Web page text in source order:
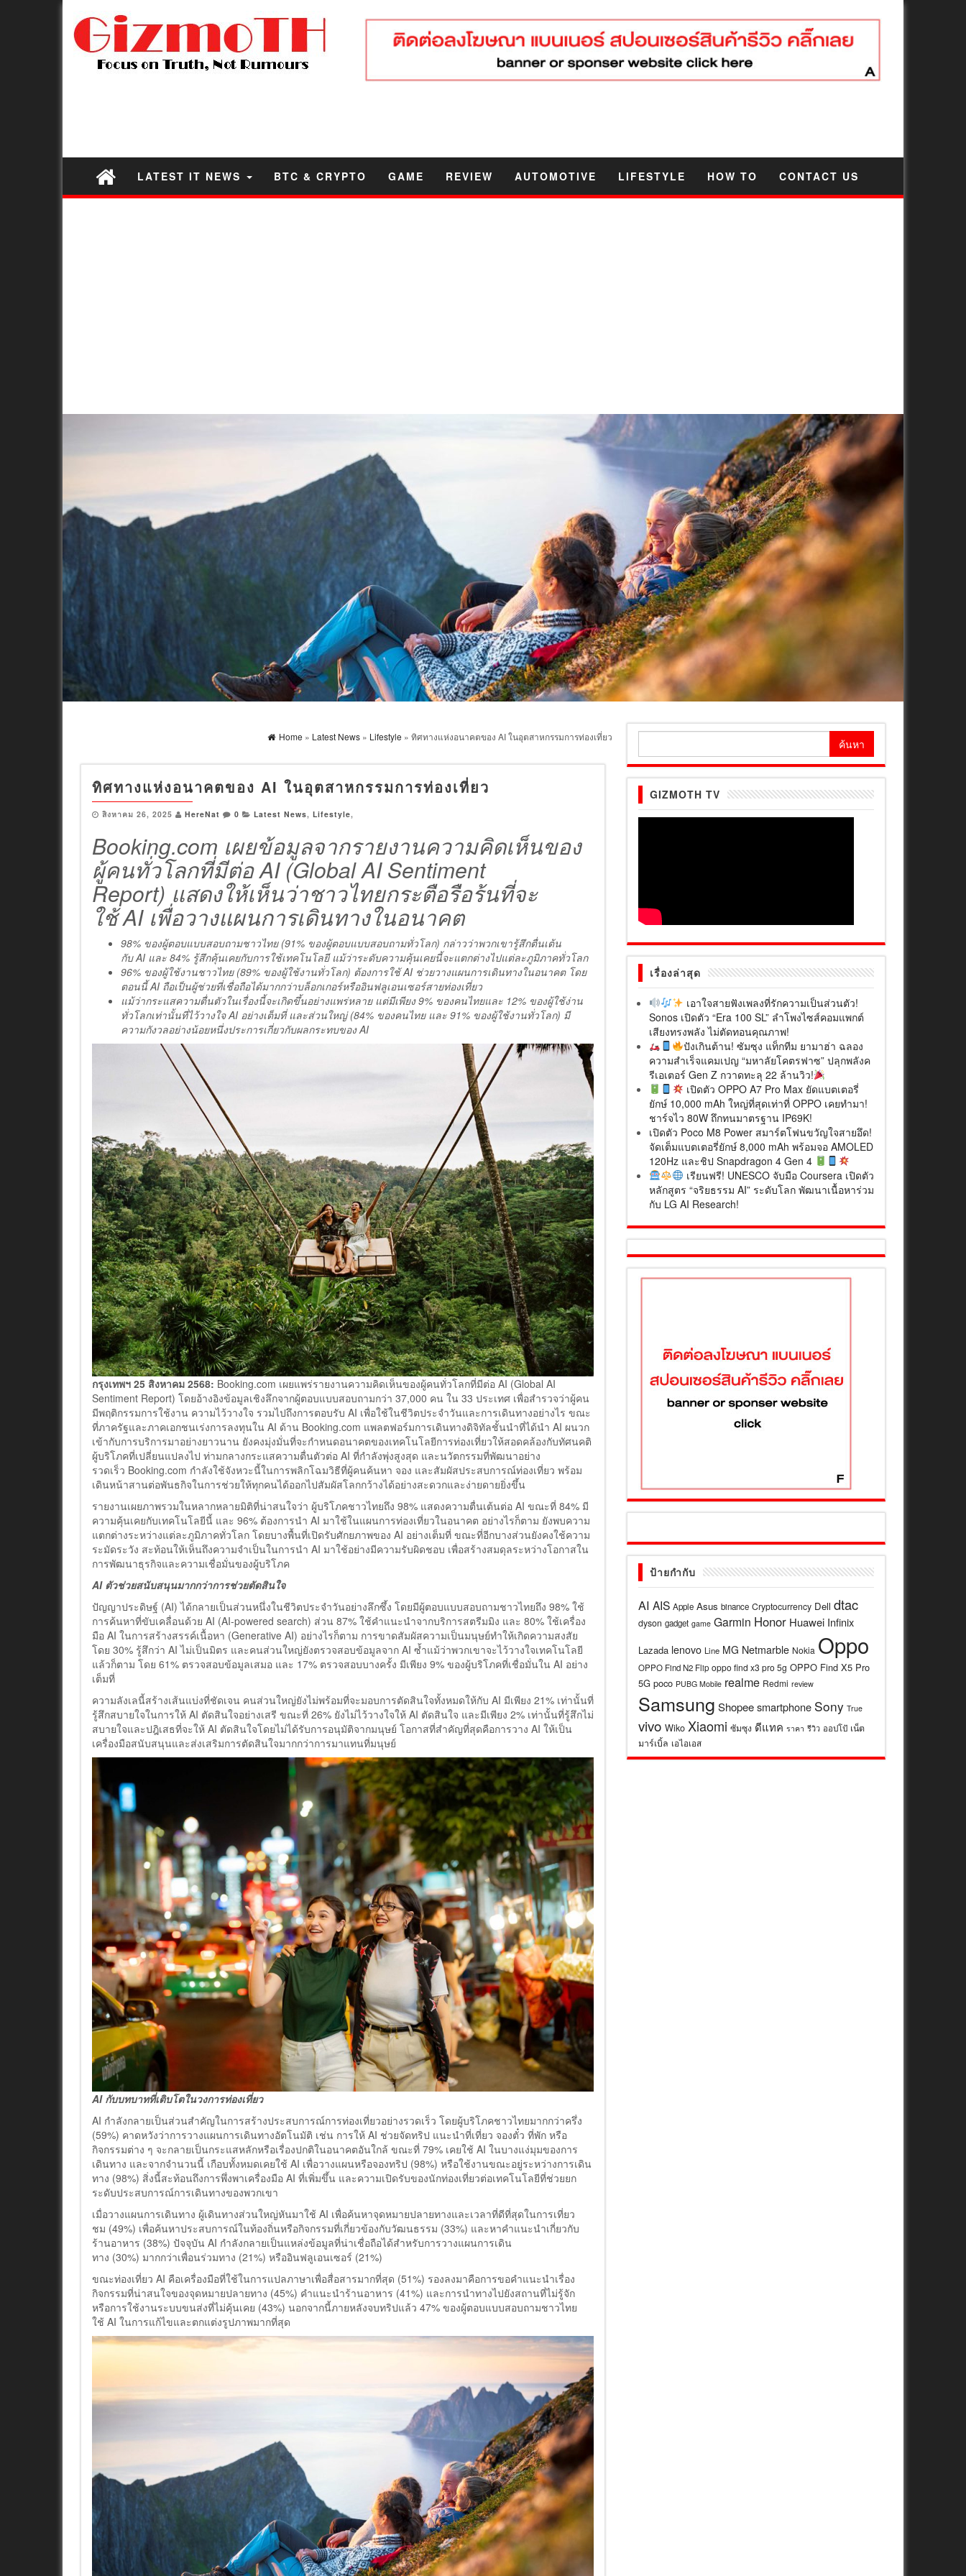
LATEST IT NEWS BTC & CRYPTO GAME REVIEW AUTOMOTIVE LIFESTYLE HOW TO CONTACT US
Home » Latest News » Lifestyle » ทิศทางแห่งอนาคตของ AI ในอุตสาหกรรมการท่องเที่ยว
ทิศทางแห่งอนาคตของ AI ในอุตสาหกรรมการท่องเที่ยว
สิงหาคม 26, 2025 HereNat 0 Latest News, Lifestyle,
Booking.com เผยข้อมูลจากรายงานความคิดเห็นของ
ผู้คนทั่วโลกที่มีต่อ AI (Global AI Sentiment
Report) แสดงให้เห็นว่าชาวไทยกระตือรือร้นที่จะ
ใช้ AI เพื่อวางแผนการเดินทางในอนาคต
98% ของผู้ตอบแบบสอบถามชาวไทย (91% ของผู้ตอบแบบสอบถามทั่วโลก) กล่าวว่าพวกเขารู้สึกตื่นเต้น
กับ AI และ 84% รู้สึกคุ้นเคยกับการใช้เทคโนโลยี แม้ว่าระดับความคุ้นเคยนี้จะแตกต่างไปแต่ละภูมิภาคทั่วโลก
96% ของผู้ใช้งานชาวไทย (89% ของผู้ใช้งานทั่วโลก) ต้องการใช้ AI ช่วยวางแผนการเดินทางในอนาคต โดย
ตอนนี้ AI ถือเป็นผู้ช่วยที่เชื่อถือได้มากกว่าบล็อกเกอร์หรืออินฟลูเอนเซอร์สายท่องเที่ยว
แม้ว่ากระแสความตื่นตัวในเรื่องนี้จะเกิดขึ้นอย่างแพร่หลาย แต่มีเพียง9% ของคนไทยและ 12% ของผู้ใช้ง่าน
ทั่วโลกเท่านั้นที่ไว้วางใจ AI อย่างเต็มที่ และส่วนใหญ่ (84% ของคนไทย และ 91% ของผู้ใช้งานทั่วโลก) มี
ความกังวลอย่างน้อยหนึ่งประการเกี่ยวกับผลกระทบของ AI
กรุงเทพฯ 25 สิงหาคม 2568: Booking.com เผยแพร่รายงานความคิดเห็นของผู้คนทั่วโลกที่มีต่อ AI (Global AI
Sentiment Report) โดยอ้างอิงข้อมูลเชิงลึกจากผู้ตอบแบบสอบถามกว่า 37,000 คน ใน 33 ประเทศ เพื่อสำรวจว่าผู้คน
มีพฤติกรรมการใช้งาน ความไว้วางใจ รวมไปถึงการตอบรับ AI เพื่อใช้ในชีวิตประจำวันและการเดินทางอย่างไร ขณะ
ที่ภาครัฐและภาคเอกชนเร่งการลงทุนใน AI ด้าน Booking.com แพลตฟอร์มการเดินทางดิจิทัลชั้นนำที่ได้นำ AI ผนวก
เข้ากับการบริการมาอย่างยาวนาน ยังคงมุ่งมั่นที่จะกำหนดอนาคตของเทคโนโลยีการท่องเที่ยวให้สอดคล้องกับทัศนคติ
ผู้บริโภคที่เปลี่ยนแปลงไป ท่ามกลางกระแสความตื่นตัวต่อ AI ที่กำลังพุ่งสูงสุด และนวัตกรรมที่พัฒนาอย่าง
รวดเร็ว Booking.com กำลังใช้จังหวะนี้ในการพลิกโฉมวิธีที่ผู้คนค้นหา จอง และสัมผัสประสบการณ์ท่องเที่ยว พร้อม
เดินหน้าสานต่อพันธกิจในการช่วยให้ทุกคนได้ออกไปสัมผัสโลกกว้างได้อย่างสะดวกและง่ายดายยิ่งขึ้น
รายงานเผยภาพรวมในหลากหลายมิติที่น่าสนใจว่า ผู้บริโภคชาวไทยถึง 98% แสดงความตื่นเต้นต่อ AI ขณะที่ 84% มี
ความคุ้นเคยกับเทคโนโลยีนี้ และ 96% ต้องการนำ AI มาใช้ในแผนการท่องเที่ยวในอนาคต อย่างไรก็ตาม ยังพบความ
แตกต่างระหว่างแต่ละภูมิภาคทั่วโลก โดยบางพื้นที่เปิดรับศักยภาพของ AI อย่างเต็มที่ ขณะที่อีกบางส่วนยังคงใช้ความ
ระมัดระวัง สะท้อนให้เห็นถึงความจำเป็นในการนำ AI มาใช้อย่างมีความรับผิดชอบ เพื่อสร้างสมดุลระหว่างโอกาสใน
การพัฒนาธุรกิจและความเชื่อมั่นของผู้บริโภค
AI ตัวช่วยสนับสนุนมากกว่าการช่วยตัดสินใจ
ปัญญาประดิษฐ์ (AI) ได้กลายเป็นส่วนหนึ่งในชีวิตประจำวันอย่างลึกซึ้ง โดยมีผู้ตอบแบบสอบถามชาวไทยถึง 98% ใช้
การค้นหาที่ขับเคลื่อนด้วย AI (AI-powered search) ส่วน 87% ใช้คำแนะนำจากบริการสตรีมมิง และ 80% ใช้เครื่อง
มือ AI ในการสร้างสรรค์เนื้อหา (Generative AI) อย่างไรก็ตาม การขาดสัมผัสความเป็นมนุษย์ทำให้เกิดความสงสัย
โดย 30% รู้สึกว่า AI ไม่เป็นมิตร และคนส่วนใหญ่ยังตรวจสอบข้อมูลจาก AI ซ้ำแม้ว่าพวกเขาจะไว้วางใจเทคโนโลยี
แล้วก็ตาม โดย 61% ตรวจสอบข้อมูลเสมอ และ 17% ตรวจสอบบางครั้ง มีเพียง 9% ของผู้บริโภคที่เชื่อมั่นใน AI อย่าง
เต็มที่
ความลังเลนี้สร้างเส้นแบ่งที่ชัดเจน คนส่วนใหญ่ยังไม่พร้อมที่จะมอบการตัดสินใจทั้งหมดให้กับ AI มีเพียง 21% เท่านั้นที่
รู้สึกสบายใจในการให้ AI ตัดสินใจอย่างเสรี ขณะที่ 26% ยังไม่ไว้วางใจให้ AI ตัดสินใจ และมีเพียง 2% เท่านั้นที่รู้สึกไม่
สบายใจและปฎิเสธที่จะให้ AI ตัดสินใจโดยไม่ได้รับการอนุมัติจากมนุษย์ โอกาสที่สำคัญที่สุดคือการวาง AI ให้เป็น
เครื่องมือสนับสนุนและส่งเสริมการตัดสินใจมากกว่าการมาแทนที่มนุษย์
AI กับบทบาทที่เติบโตในวงการท่องเที่ยว
AI กำลังกลายเป็นส่วนสำคัญในการสร้างประสบการณ์การท่องเที่ยวอย่างรวดเร็ว โดยผู้บริโภคชาวไทยมากกว่าครึ่ง
(59%) คาดหวังว่าการวางแผนการเดินทางอัตโนมัติ เช่น การให้ AI ช่วยจัดทริป แนะนำที่เที่ยว จองตั๋ว ที่พัก หรือ
กิจกรรมต่าง ๆ จะกลายเป็นกระแสหลักหรือเรื่องปกติในอนาคตอันใกล้ ขณะที่ 79% เคยใช้ AI ในบางแง่มุมของการ
เดินทาง และจากจำนวนนี้ เกือบทั้งหมดเคยใช้ AI เพื่อวางแผนหรือจองทริป (98%) หรือใช้งานขณะอยู่ระหว่างการเดิน
ทาง (98%) สิ่งนี้สะท้อนถึงการพึ่งพาเครื่องมือ AI ที่เพิ่มขึ้น และความเปิดรับของนักท่องเที่ยวต่อเทคโนโลยีที่ช่วยยก
ระดับประสบการณ์การเดินทางของพวกเขา
เมื่อวางแผนการเดินทาง ผู้เดินทางส่วนใหญ่หันมาใช้ AI เพื่อค้นหาจุดหมายปลายทางและเวลาที่ดีที่สุดในการเที่ยว
ชม (49%) เพื่อค้นหาประสบการณ์ในท้องถิ่นหรือกิจกรรมที่เกี่ยวข้องกับวัฒนธรรม (33%) และหาคำแนะนำเกี่ยวกับ
ร้านอาหาร (38%) ปัจจุบัน AI กำลังกลายเป็นแหล่งข้อมูลที่น่าเชื่อถือได้สำหรับการวางแผนการเดิน
ทาง (30%) มากกว่าเพื่อนร่วมทาง (21%) หรืออินฟลูเอนเซอร์ (21%)
ขณะท่องเที่ยว AI คือเครื่องมือที่ใช้ในการแปลภาษาเพื่อสื่อสารมากที่สุด (51%) รองลงมาคือการขอคำแนะนำเรื่อง
กิจกรรมที่น่าสนใจของจุดหมายปลายทาง (45%) คำแนะนำร้านอาหาร (41%) และการนำทางไปยังสถานที่ไม่รู้จัก
หรือการใช้งานระบบขนส่งที่ไม่คุ้นเคย (43%) นอกจากนี้ภายหลังจบทริปแล้ว 47% ของผู้ตอบแบบสอบถามชาวไทย
ใช้ AI ในการแก้ไขและตกแต่งรูปภาพมากที่สุด
GIZMOTH TV
เรื่องล่าสุด
เอาใจสายฟังเพลงที่รักความเป็นส่วนตัว!
Sonos เปิดตัว “Era 100 SL” ลำโพงไซส์คอมแพกต์
เสียงทรงพลัง ไม่ตัดทอนคุณภาพ!
ปังเกินต้าน! ซัมซุง แท็กทีม ยามาฮ่า ฉลอง
ความสำเร็จแคมเปญ “มหาลัยโคตรฟาซ” ปลุกพลังค
รีเอเตอร์ Gen Z กวาดทะลุ 22 ล้านวิว!
เปิดตัว OPPO A7 Pro Max ยัดแบตเตอรี่
ยักษ์ 10,000 mAh ใหญ่ที่สุดเท่าที่ OPPO เคยทำมา!
ชาร์จไว 80W ถึกทนมาตรฐาน IP69K!
เปิดตัว Poco M8 Power สมาร์ตโฟนขวัญใจสายอึด!
จัดเต็มแบตเตอรี่ยักษ์ 8,000 mAh พร้อมจอ AMOLED
120Hz และชิป Snapdragon 4 Gen 4
เรียนฟรี! UNESCO จับมือ Coursera เปิดตัว
หลักสูตร “จริยธรรม AI” ระดับโลก พัฒนาเนื้อหาร่วม
กับ LG AI Research!
ป้ายกำกับ
AI AIS Apple Asus binance Cryptocurrency Dell dtac
dyson gadget game Garmin Honor Huawei Infinix
Lazada lenovo Line MG Netmarble Nokia Oppo
OPPO Find N2 Flip oppo find x3 pro 5g OPPO Find X5 Pro
5G poco PUBG Mobile realme Redmi review
Samsung Shopeesmartphone Sony True
vivo Wiko Xiaomi ซัมซุง ดีแทค ราคา รีวิว ออปโป้ เน็ต
มาร์เบิ้ล เอไอเอส